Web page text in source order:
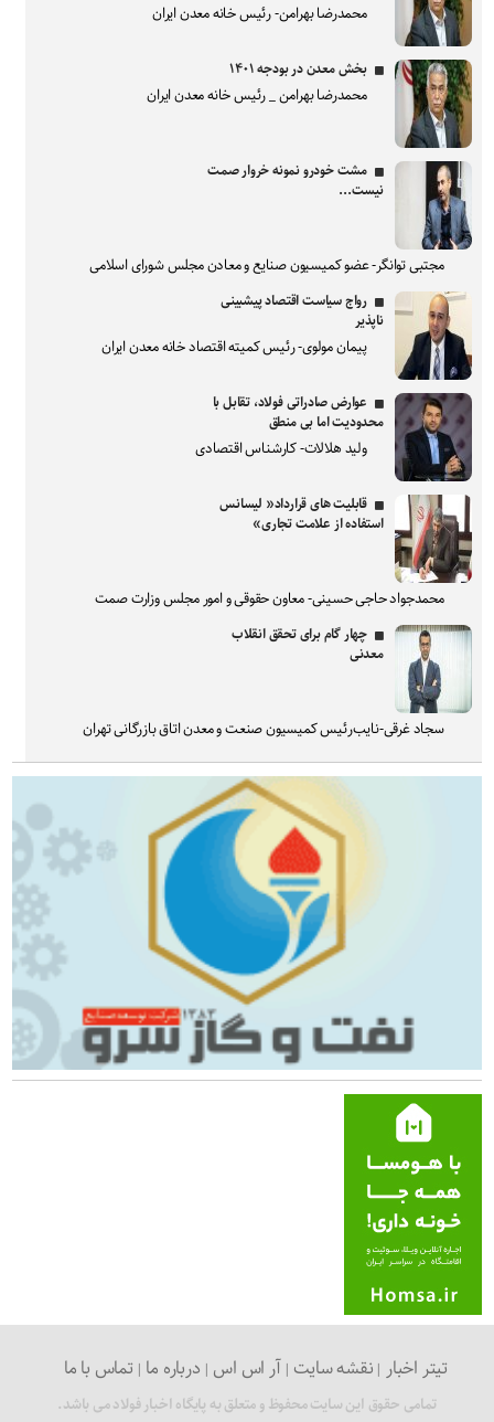
محمدرضا بهرامن- رئیس خانه معدن ایران
بخش معدن در بودجه ۱۴۰۱
محمدرضا بهرامن _ رئیس خانه معدن ایران
مشت خودرو نمونه خروار صمت
نیست...
مجتبی توانگر- عضو کمیسیون صنایع و معادن مجلس شورای اسلامی
رواج سیاست اقتصاد پیشبینی
ناپذیر
پیمان مولوی- رئیس کمیته اقتصاد خانه معدن ایران
عوارض صادراتی فولاد، تقابل با
محدودیت اما بی منطق
ولید هلالات- کارشناس اقتصادی
قابلیت های قرارداد« لیسانس
استفاده از علامت تجاری»
محمدجواد حاجی حسینی- معاون حقوقی و امور مجلس وزارت صمت
چهار گام برای تحقق انقلاب
معدنی
سجاد غرقی-نایب‌رئیس کمیسیون صنعت و معدن اتاق بازرگانی تهران
تیتر اخبار نقشه سایت آر اس اس درباره ما تماس با ما
تمامی حقوق این سایت محفوظ و متعلق به پایگاه اخبار فولاد می باشد.